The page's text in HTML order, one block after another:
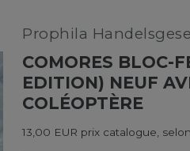
Prophila
COMORES BLOC-
EDITION) NEUF
COLÉOPTÈRE
13,00 EUR prix catalogue,